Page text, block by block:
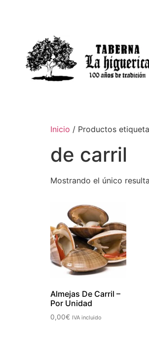
Inicio / Productos
de carril
Mostrando el único
Almejas De Carril –
Por Unidad
0,00€ IVA incluido